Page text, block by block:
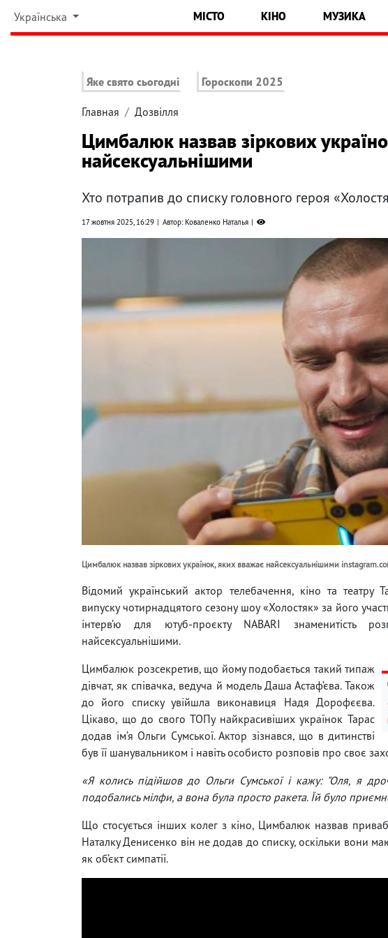
Українська МІСТО КІНО МУЗИКА
Яке свято сьогодні Гороскопи 2025
Главная Дозвілля
Цимбалюк назвав зіркових
найсексуальнішими
Хто потрапив до списку головного героя
17 жовтня 2025, 16:29 Автор: Коваленко Наталья
Цимбалюк назвав зіркових українок, яких вважає найсексуальнішими
Відомий український актор телебачення, кіно та
випуску чотирнадцятого сезону шоу «Холостяк» за його
інтерв’ю для ютуб-проєкту NABARI знаменитість
найсексуальнішими.
Цимбалюк розсекретив, що йому подобається такий типаж
дівчат, як співачка, ведуча й модель Даша Астаф’єва. Також
до його списку увійшла виконавиця Надя Дорофєєва.
Цікаво, що до свого ТОПу найкрасивіших українок Тарас
додав ім’я Ольги Сумської. Актор зізнався, що в дитинстві
був її шанувальником і навіть особисто розповів про своє
«Я колись підійшов до Ольги Сумської і кажу: "Оля, я
подобались мілфи, а вона була просто ракета. Їй було
Що стосується інших колег з кіно, Цимбалюк назвав
Наталку Денисенко він не додав до списку, оскільки вони
як об’єкт симпатії.